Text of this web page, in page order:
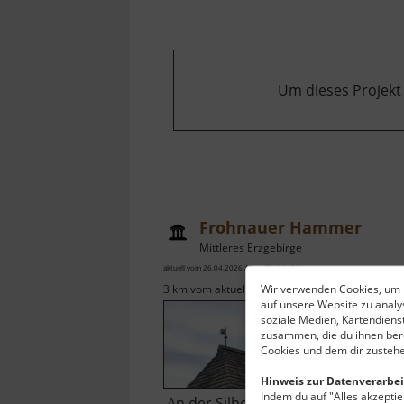
Wir verwenden Cookies,
auf unsere Website zu
soziale Medien,
zusammen, die du ihnen
Cookies und dem dir
Hinweis zur
Indem du auf "Alles
Um dieses
Frohnauer Hammer
Mittleres Erzgebirge
aktuell vom 26.04.2026 / Zugriffe: 80138
3 km vom aktuellen Standort